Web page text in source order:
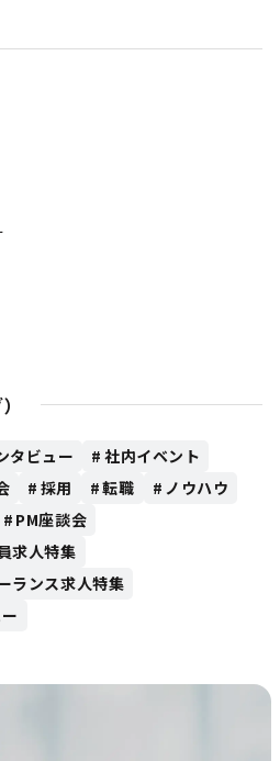
タビュー
社内イベント
採用 転職
ノウハウ
PM座談会
求人特集
ランス求人特集